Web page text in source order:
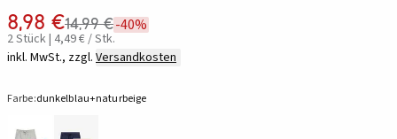
8,98 €14,99 €-40%
2 Stück | 4,49 € / Stk.
inkl. MwSt., zzgl. Versandkosten
Farbe:dunkelblau+naturbeige